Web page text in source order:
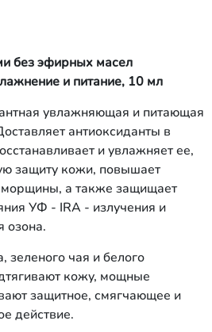
без эфирных масел
и питание, 10 мл
увлажняющая и питающая
антиоксиданты в
и увлажняет ее,
защиту кожи, повышает
морщины, а также защищает
УФ - IRA - излучения и
озона.
зеленого чая и белого
кожу, мощные
защитное, смягчающее и
действие.